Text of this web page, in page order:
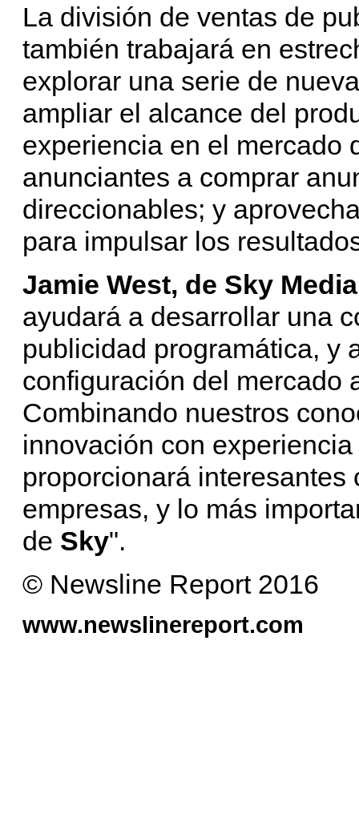
La división de ventas de
también trabajará en
explorar una serie de
ampliar el alcance del
experiencia en el mercado
anunciantes a comprar
direccionables; y
para impulsar los
Jamie West, de Sky Media
ayudará a desarrollar una
publicidad programática, y
configuración del mercado
Combinando nuestros
innovación con
proporcionará
empresas, y lo más
de Sky".
© Newsline Report 2016
www.newslinereport.com